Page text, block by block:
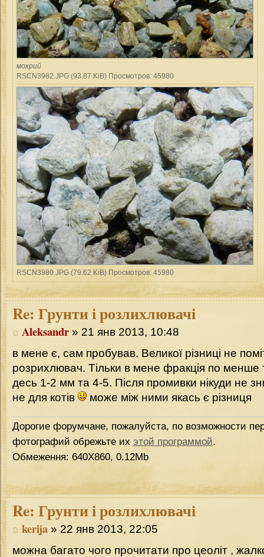
мокрий
RSCN3982.JPG (93.87 KiB) Просмотров: 45980
RSCN3980.JPG (79.62 KiB) Просмотров: 45980
Re: Грунти і розлихлювачі
Aleksandr » 21 янв 2013, 10:48
в мене є, сам пробував. Великої різниці не
розрихлювач. Тільки в мене фракція по
десь 1-2 мм та 4-5. Після промивки нікуди не
не для котів
може між ними якась є різниця
Дорогие форумчане, пожалуйста, по возможности
фотографий обрежьте их этой программой.
Обмеження: 640Х860, 0.12Mb
Re: Грунти і розлихлювачі
kerija » 22 янв 2013, 22:05
можна багато чого прочитати про цеоліт ,